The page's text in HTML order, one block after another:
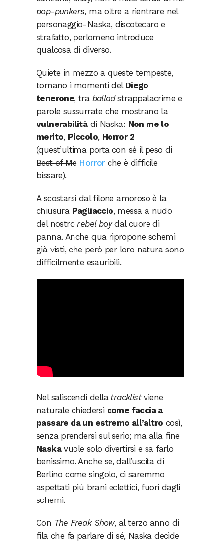
pop-punkers, ma oltre a rientrare nel
personaggio-Naska, discotecaro e
strafatto, perlomeno introduce
qualcosa di diverso.
Quiete in mezzo a queste tempeste,
tornano i momenti del Diego
tenerone, tra balladstrappalacrime e
parole sussurrate che mostrano la
vulnerabilitàdi Naska: Non me lo
merito, Piccolo, Horror 2
(quest’ultima porta con sé il peso di
Best of Me Horrorche è difficile
bissare).
A scostarsi dal filone amoroso è la
chiusura Pagliaccio, messa a nudo
del nostrorebel boydal cuore di
panna. Anche qua ripropone schemi
già visti, che però per loro natura sono
difficilmente esauribili.
Nel saliscendi della tracklistviene
naturale chiedersi come faccia a
passare da un estremo all’altro così,
senza prendersi sul serio; ma alla fine
Naskavuole solo divertirsi e sa farlo
benissimo. Anche se, dall’uscita di
Berlino come singolo, ci saremmo
aspettati più brani eclettici, fuori dagli
schemi.
Con The Freak Show, al terzo anno di
fila che fa parlare di sé, Naska decide